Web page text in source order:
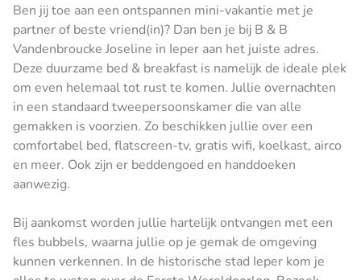
Ben jij toe aan een ontspannen mini-vakantie met je
partner of beste vriend(in)? Dan ben je bij B & B
Vandenbroucke Joseline in Ieper aan het juiste adres.
Deze duurzame bed & breakfast is namelijk de ideale plek
om even helemaal tot rust te komen. Jullie overnachten
in een standaard tweepersoonskamer die van alle
gemakken is voorzien. Zo beschikken jullie over een
comfortabel bed, flatscreen-tv, gratis wifi, koelkast, airco
en meer. Ook zijn er beddengoed en handdoeken
aanwezig.
Bij aankomst worden jullie hartelijk ontvangen met een
fles bubbels, waarna jullie op je gemak de omgeving
kunnen verkennen. In de historische stad Ieper kom je